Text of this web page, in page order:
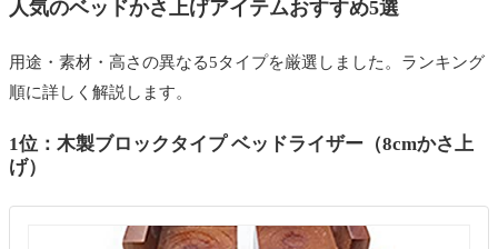
人気のベッドかさ上げアイテムおすすめ5選
用途・素材・高さの異なる5タイプを厳選しました。ランキング
順に詳しく解説します。
1位：木製ブロックタイプ ベッドライザー（8cmかさ上
げ）